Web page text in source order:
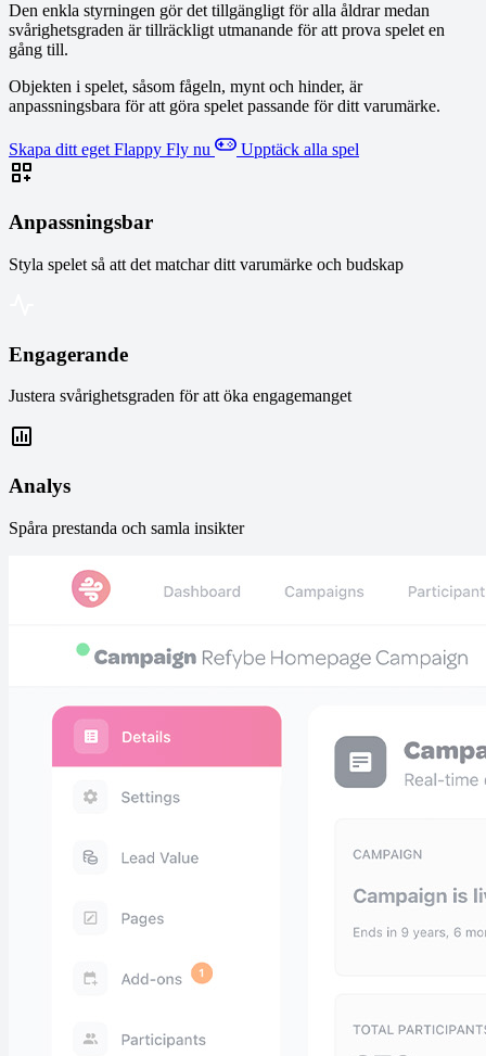
Den enkla styrningen gör det tillgängligt för alla åldrar medan
svårighetsgraden är tillräckligt utmanande för att prova spelet en
gång till.
Objekten i spelet, såsom fågeln, mynt och hinder, är
anpassningsbara för att göra spelet passande för ditt varumärke.
Skapa ditt eget Flappy Fly nu Upptäck alla spel
Anpassningsbar
Styla spelet så att det matchar ditt varumärke och budskap
Engagerande
Justera svårighetsgraden för att öka engagemanget
Analys
Spåra prestanda och samla insikter